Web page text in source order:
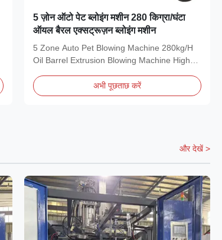
5 ज़ोन ऑटो पेट ब्लोइंग मशीन 280 किग्रा/घंटा
ऑयल बैरल एक्सट्रूज़न ब्लोइंग मशीन
5 Zone Auto Pet Blowing Machine 280kg/H
Oil Barrel Extrusion Blowing Machine High
अभी पूछताछ करें
और देखें >